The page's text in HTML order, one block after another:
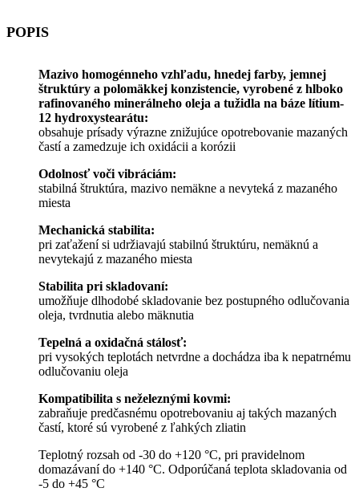
POPIS
Mazivo homogénneho vzhľadu, hnedej farby, jemnej
štruktúry a polomäkkej konzistencie, vyrobené z hlboko
rafinovaného minerálneho oleja a tužidla na báze lítium-
12 hydroxystearátu:
obsahuje prísady výrazne znižujúce opotrebovanie mazaných
častí a zamedzuje ich oxidácii a korózii
Odolnosť voči vibráciám:
stabilná štruktúra, mazivo nemäkne a nevyteká z mazaného
miesta
Mechanická stabilita:
pri zaťažení si udržiavajú stabilnú štruktúru, nemäknú a
nevytekajú z mazaného miesta
Stabilita pri skladovaní:
umožňuje dlhodobé skladovanie bez postupného odlučovania
oleja, tvrdnutia alebo mäknutia
Tepelná a oxidačná stálosť:
pri vysokých teplotách netvrdne a dochádza iba k nepatrnému
odlučovaniu oleja
Kompatibilita s neželeznými kovmi:
zabraňuje predčasnému opotrebovaniu aj takých mazaných
častí, ktoré sú vyrobené z ľahkých zliatin
Teplotný rozsah od -30 do +120 °C, pri pravidelnom
domazávaní do +140 °C. Odporúčaná teplota skladovania od
-5 do +45 °C